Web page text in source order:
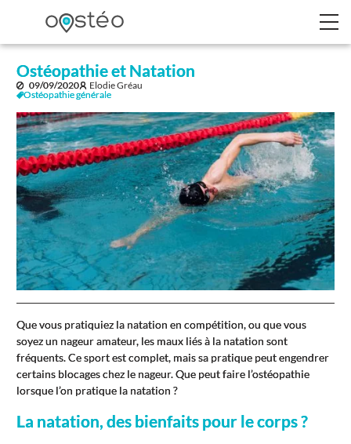
Ostéopathie et Natation
09/09/2020
Elodie Gréau
Ostéopathie générale
Que vous pratiquiez la natation en compétition, ou que vous
soyez un nageur amateur, les maux liés à la natation sont
fréquents. Ce sport est complet, mais sa pratique peut engendrer
certains blocages chez le nageur. Que peut faire l’ostéopathie
lorsque l’on pratique la natation ?
La natation, des bienfaits pour le corps ?